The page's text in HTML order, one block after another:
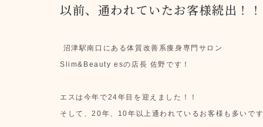
以前、通われていたお客様続出！！
沼津駅南口にある体質改善系痩身専門サロン
Slim&Beauty esの店長 佐野です！
エスは今年で24年目を迎えました！！
そして、20年、10年以上通われているお客様も多いで